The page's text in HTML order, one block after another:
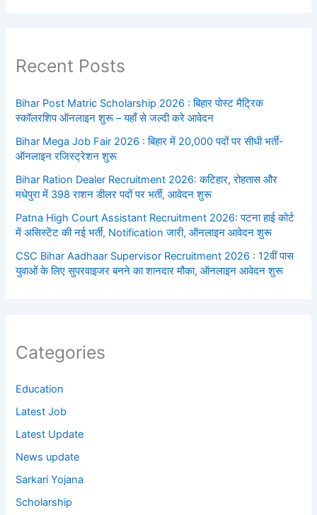
Recent Posts
Bihar Post Matric Scholarship 2026 : बिहार पोस्ट मैट्रिक
स्कॉलरशिप ऑनलाइन शुरू – यहाँ से जल्दी करे आवेदन
Bihar Mega Job Fair 2026 : बिहार में 20,000 पदों पर सीधी भर्ती-
ऑनलाइन रजिस्ट्रेशन शुरू
Bihar Ration Dealer Recruitment 2026: कटिहार, रोहतास और
मधेपुरा में 398 राशन डीलर पदों पर भर्ती, आवेदन शुरू
Patna High Court Assistant Recruitment 2026: पटना हाई कोर्ट
में असिस्टेंट की नई भर्ती, Notification जारी, ऑनलाइन आवेदन शुरू
CSC Bihar Aadhaar Supervisor Recruitment 2026 : 12वीं पास
युवाओं के लिए सुपरवाइजर बनने का शानदार मौका, ऑनलाइन आवेदन शुरू
Categories
Education
Latest Job
Latest Update
News update
Sarkari Yojana
Scholarship